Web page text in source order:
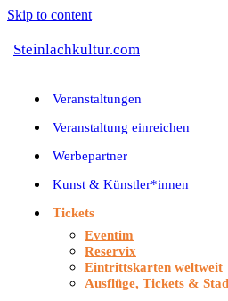
Skip to content
Steinlachkultur.com
Veranstaltungen
Veranstaltung einreichen
Werbepartner
Kunst & Künstler*innen
Tickets
Eventim
Reservix
Eintrittskarten weltweit
Ausflüge, Tickets &